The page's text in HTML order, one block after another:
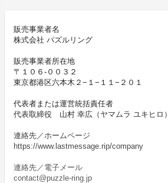
販売事業者名
株式会社 パズルリング
販売事業者所在地
〒１０６-００３２
東京都港区六本木２−１−１１−２０１
代表者または運営統括責任者
代表取締役 山村 幸広（ヤマムラ ユキヒロ）
連絡先／ホームページ
https://www.lastmessage.rip/company
連絡先／電子メール
contact@puzzle-ring.jp